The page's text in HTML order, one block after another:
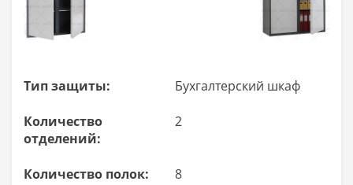
Тип защиты: Бухгалтерский шкаф
Количество
отделений:
2
Количество полок: 8